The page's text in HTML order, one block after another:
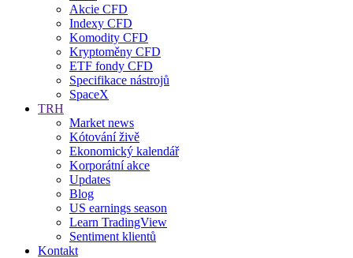
Akcie CFD
Indexy CFD
Komodity CFD
Kryptoměny CFD
ETF fondy CFD
Specifikace nástrojů
SpaceX
TRH
Market news
Kótování živě
Ekonomický kalendář
Korporátní akce
Updates
Blog
US earnings season
Learn TradingView
Sentiment klientů
Kontakt